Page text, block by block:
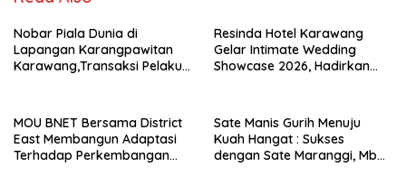
Nobar Piala Dunia di
Lapangan Karangpawitan
Karawang,Transaksi Pelaku
Resinda Hotel Karawang
Gelar Intimate Wedding
Showcase 2026, Hadirkan
MOU BNET Bersama District
East Membangun Adaptasi
Terhadap Perkembangan
Sate Manis Gurih Menuju
Kuah Hangat : Sukses
dengan Sate Maranggi, Mbah